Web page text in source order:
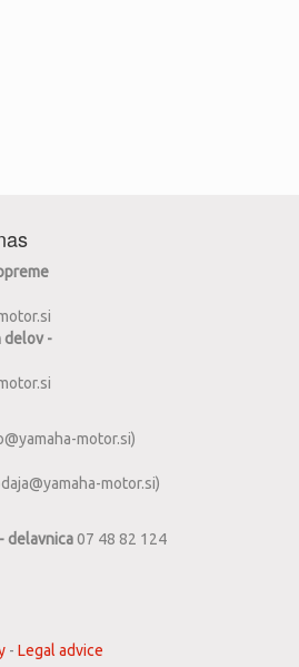
delov -
motor.si)
motor.si)
delavnica07 48 82 124
- Legal advice